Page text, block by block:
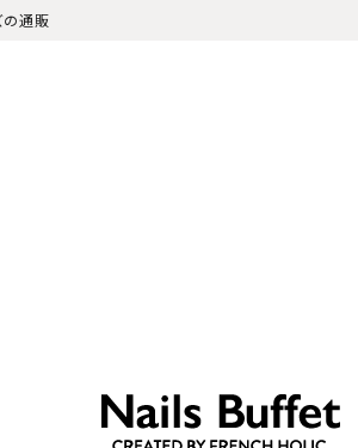
の通販